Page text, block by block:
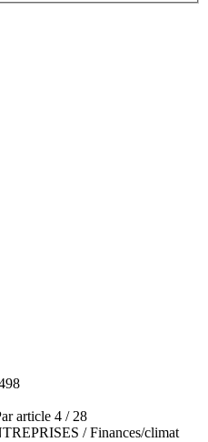
article 4 / 28
/ Finances/climat